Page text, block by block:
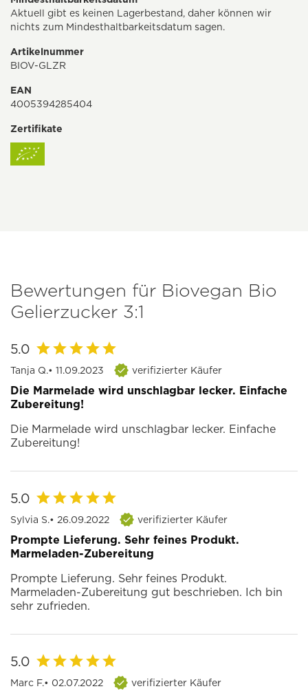
Aktuell gibt es keinen Lagerbestand, daher können wir
nichts zum Mindesthaltbarkeitsdatum sagen.
Artikelnummer
BIOV-GLZR
EAN
4005394285404
Zertifikate
Bewertungen für Biovegan Bio
Gelierzucker 3:1
5.0
Tanja Q.• 11.09.2023 verifizierter Käufer
Die Marmelade wird unschlagbar lecker. Einfache
Zubereitung!
Die Marmelade wird unschlagbar lecker. Einfache
Zubereitung!
5.0
Sylvia S.• 26.09.2022 verifizierter Käufer
Prompte Lieferung. Sehr feines Produkt.
Marmeladen-Zubereitung
Prompte Lieferung. Sehr feines Produkt.
Marmeladen-Zubereitung gut beschrieben. Ich bin
sehr zufrieden.
5.0
Marc F.• 02.07.2022 verifizierter Käufer